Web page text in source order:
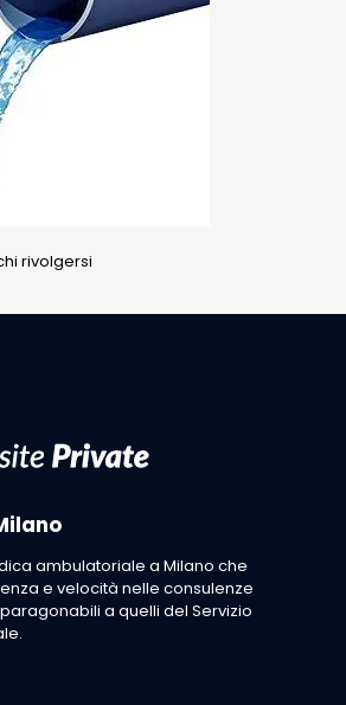
rivolgersi
ambulatoriale a Milano che
e velocità nelle consulenze
a quelli del Servizio